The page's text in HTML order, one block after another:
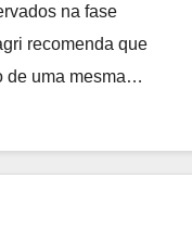
na fase
recomenda que
de uma mesma…